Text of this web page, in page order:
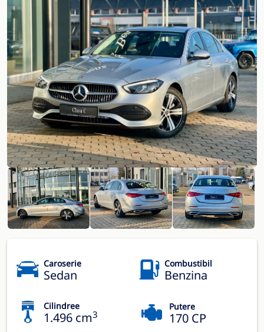
Caroserie
Sedan
Combustibil
Benzina
Cilindree
1.496 cm3
Putere
170 CP